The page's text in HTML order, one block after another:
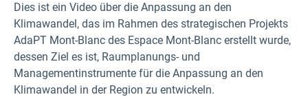
Dies ist ein Video über die Anpassung an den
Klimawandel, das im Rahmen des strategischen Projekts
AdaPT Mont-Blanc des Espace Mont-Blanc erstellt wurde,
dessen Ziel es ist, Raumplanungs- und
Managementinstrumente für die Anpassung an den
Klimawandel in der Region zu entwickeln.